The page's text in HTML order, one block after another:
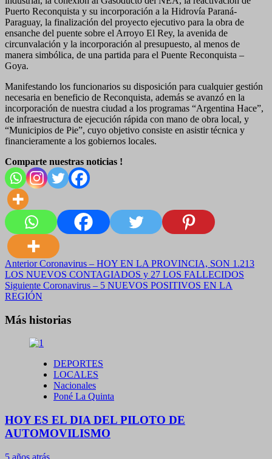
Puerto Reconquista y su incorporación a la Hidrovía Paraná-
Paraguay, la finalización del proyecto ejecutivo para la obra de
ensanche del puente sobre el Arroyo El Rey, la avenida de
circunvalación y la incorporación al presupuesto, al menos de
manera simbólica, de una partida para el Puente Reconquista –
Goya.
Manifestando los funcionarios su disposición para cualquier gestión
necesaria en beneficio de Reconquista, además se avanzó en la
incorporación de nuestra ciudad a los programas “Argentina Hace”,
de infraestructura de ejecución rápida con mano de obra local, y
“Municipios de Pie”, cuyo objetivo consiste en asistir técnica y
financieramente a los gobiernos locales.
Comparte nuestras noticias !
Navegación
de
entradas
AnteriorCoronavirus – HOY EN LA PROVINCIA, SON 1.213
LOS NUEVOS CONTAGIADOS y 27 LOS FALLECIDOS
Siguiente Coronavirus – 5 NUEVOS POSITIVOS EN LA
REGIÓN
Más historias
DEPORTES
LOCALES
Nacionales
Poné La Quinta
HOY ES EL DIA DEL PILOTO DE
AUTOMOVILISMO
5 años atrás